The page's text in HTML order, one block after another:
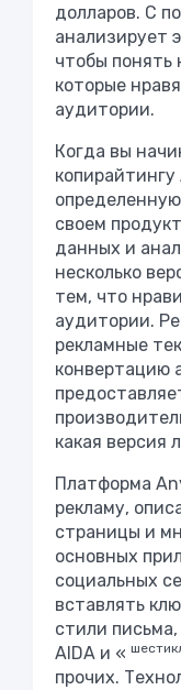
долларов. С
анализирует
чтобы понять
которые
аудитории.
Когда вы
своем
данных и
несколько
тем, что
аудитории.
рекламные
конвертацию
какая версия
Платформа
рекламу,
страницы и
основных
социальных
вставлять
стили
AIDA и «
прочих.